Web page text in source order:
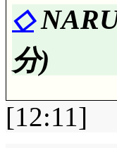
評価
なる
りに
必要
く,
◇
分)
[12:11]